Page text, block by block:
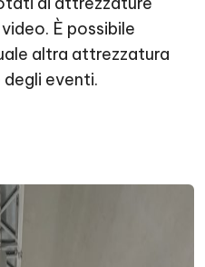
È possibile
altra attrezzatura
eventi.